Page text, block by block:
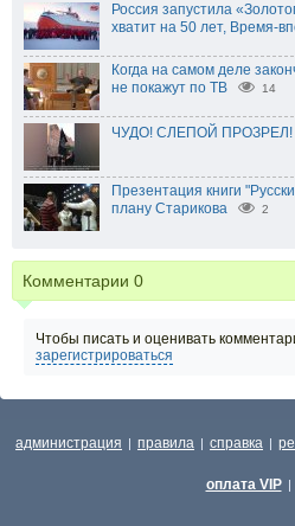
Россия запустила
хватит на 50 лет, Время-
Когда на самом деле
не покажут по ТВ
14
ЧУДО! СЛЕПОЙ ПРОЗРЕЛ!
Презентация книги
плану Старикова
2
Комментарии 0
Чтобы писать и оценивать
зарегистрироваться
администрация | правила | справка |
оплата VIP |